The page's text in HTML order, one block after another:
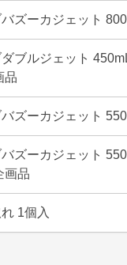
ズーカジェット
ブルジェット
品
ズーカジェット
ズーカジェット
画品
1個入